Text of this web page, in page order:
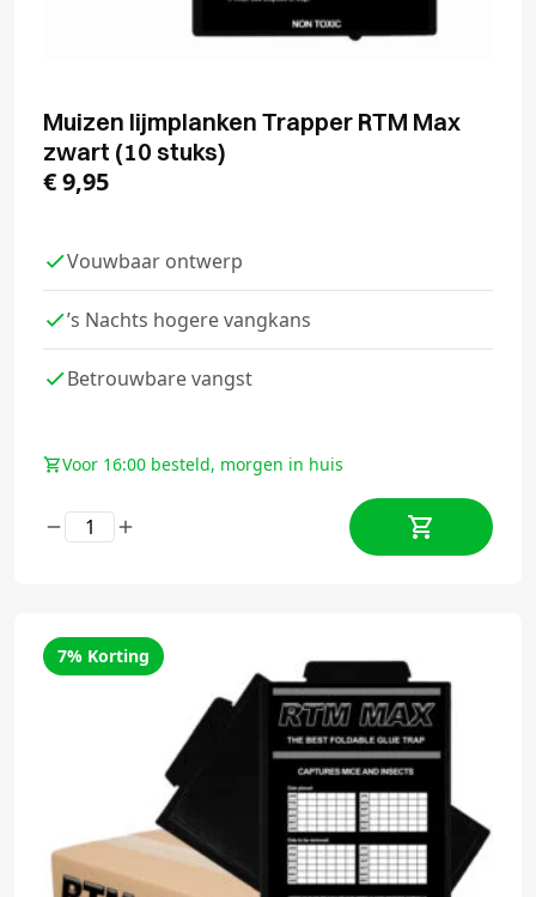
Muizen lijmplanken Trapper RTM Max
zwart (10 stuks)
€9,95
Vouwbaar ontwerp
’s Nachts hogere vangkans
Betrouwbare vangst
Voor 16:00 besteld, morgen in huis
7% Korting